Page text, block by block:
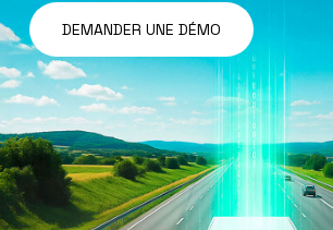
DEMANDER UNE DÉMO